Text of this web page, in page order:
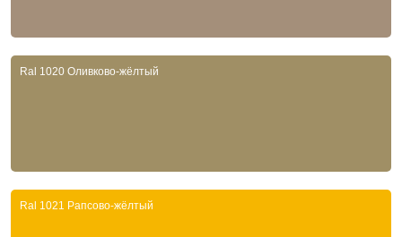
Ral 1020 Оливково-жёлтый
Ral 1021 Рапсово-жёлтый